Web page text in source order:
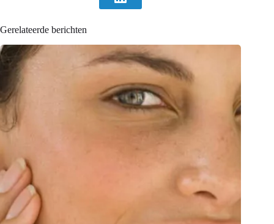
Gerelateerde berichten